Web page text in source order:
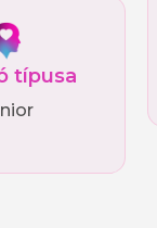
típusa